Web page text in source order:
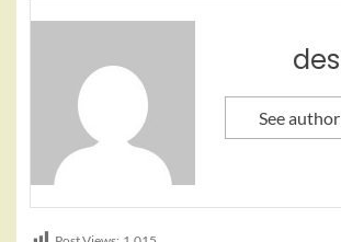
See